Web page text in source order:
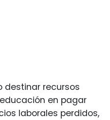
destinar recursos
en pagar
laborales perdidos,